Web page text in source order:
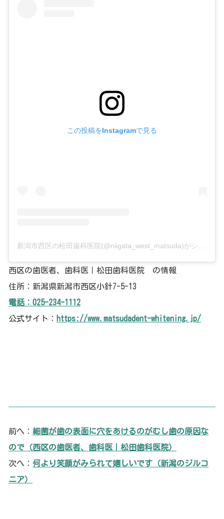
この投稿をInstagramで見る
西区の歯医者、歯科医｜松田歯科医院 の情報
住所：新潟県新潟市西区小針7-5-13
電話：025-234-1112
公式サイト： https://www.matsudadent-whitening.jp/
前へ： 細菌が歯の表面に穴をあけるのがむし歯の原因な
ので（西区の歯医者、歯科医｜松田歯科医院）
次へ： 何より笑顔がみられて嬉しいです（新潟のジルコ
ニア）